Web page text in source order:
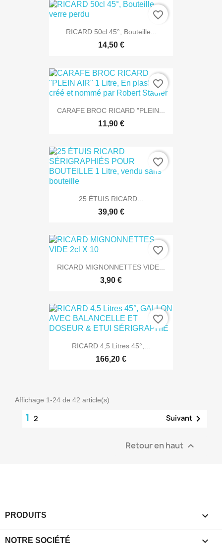
RICARD 50cl 45°, Bouteille...
14,50 €
favorite_border
CARAFE BROC RICARD "PLEIN...
11,90 €
favorite_border
25 ÉTUIS RICARD...
39,90 €
favorite_border
RICARD MIGNONNETTES VIDE...
3,90 €
favorite_border
RICARD 4,5 Litres 45°,...
166,20 €
favorite_border
Affichage 1-24 de 42 article(s)
1 2 Suivant 
Retour en haut 
PRODUITS 
NOTRE SOCIÉTÉ 